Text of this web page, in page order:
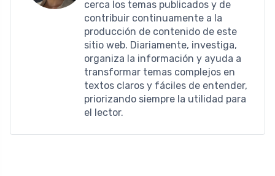
cerca los temas publicados y de
contribuir continuamente a la
producción de contenido de este
sitio web. Diariamente, investiga,
organiza la información y ayuda a
transformar temas complejos en
textos claros y fáciles de entender,
priorizando siempre la utilidad para
el lector.